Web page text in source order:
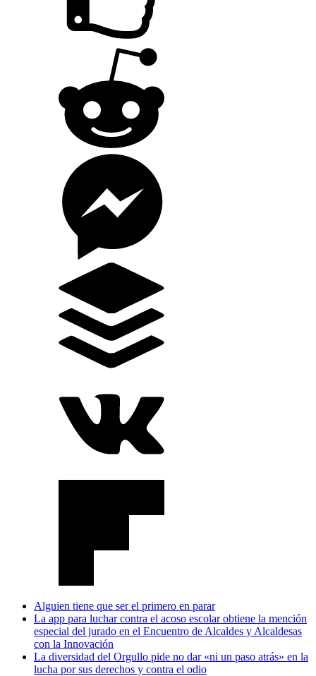
Alguien tiene que ser el primero en parar
La app para luchar contra el acoso escolar obtiene la mención
especial del jurado en el Encuentro de Alcaldes y Alcaldesas
con la Innovación
La diversidad del Orgullo pide no dar «ni un paso atrás» en la
lucha por sus derechos y contra el odio